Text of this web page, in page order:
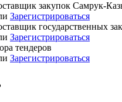
закупок Самрук-
Зарегистрироваться
государственных
Зарегистрироваться
тендеров
Зарегистрироваться